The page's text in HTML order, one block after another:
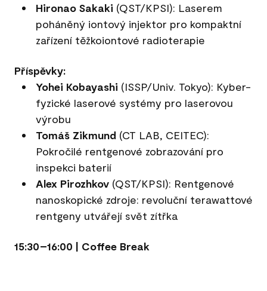
Hironao Sakaki (QST/KPSI): Laserem
poháněný iontový injektor pro kompaktní
zařízení těžkoiontové radioterapie
Příspěvky:
Yohei Kobayashi (ISSP/Univ. Tokyo): Kyber-
fyzické laserové systémy pro laserovou
výrobu
Tomáš Zikmund (CT LAB, CEITEC):
Pokročilé rentgenové zobrazování pro
inspekci baterií
Alex Pirozhkov (QST/KPSI): Rentgenové
nanoskopické zdroje: revoluční terawattové
rentgeny utvářejí svět zítřka
15:30–16:00 | Coffee Break